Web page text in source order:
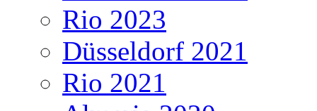
Rio 2023
Düsseldorf 2021
Rio 2021